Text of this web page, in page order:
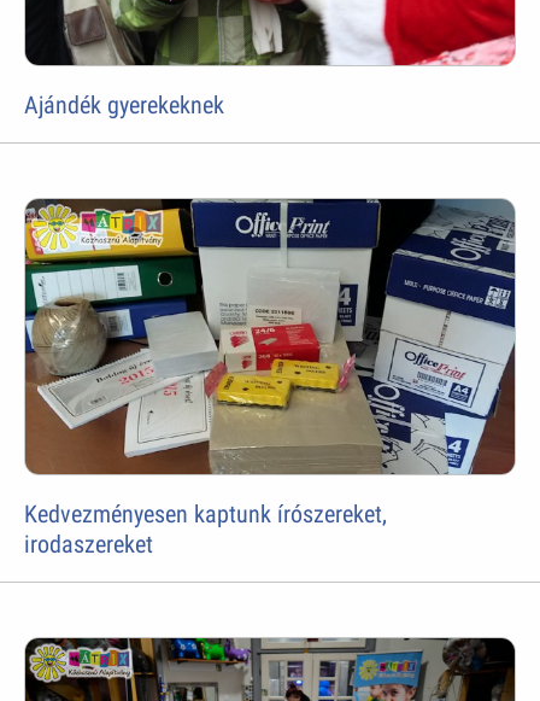
Ajándék gyerekeknek
Kedvezményesen kaptunk írószereket,
irodaszereket